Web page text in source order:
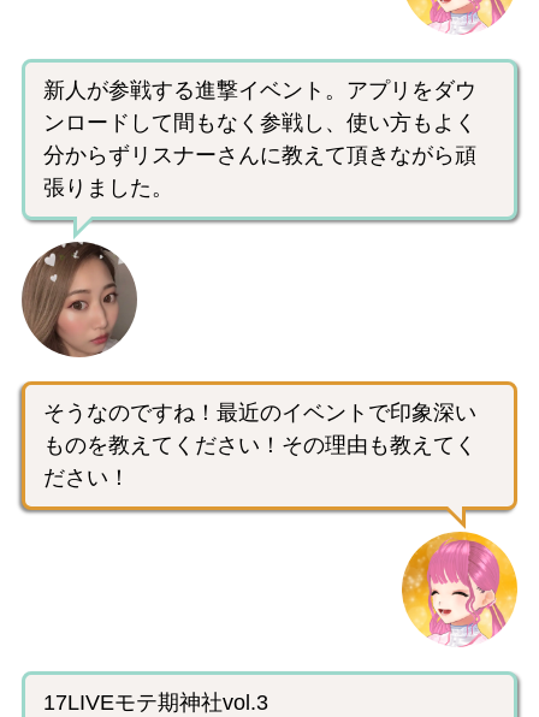
新人が参戦する進撃イベント。アプリをダウ
ンロードして間もなく参戦し、使い方もよく
分からずリスナーさんに教えて頂きながら頑
張りました。
そうなのですね！最近のイベントで印象深い
ものを教えてください！その理由も教えてく
ださい！
17LIVEモテ期神社vol.3